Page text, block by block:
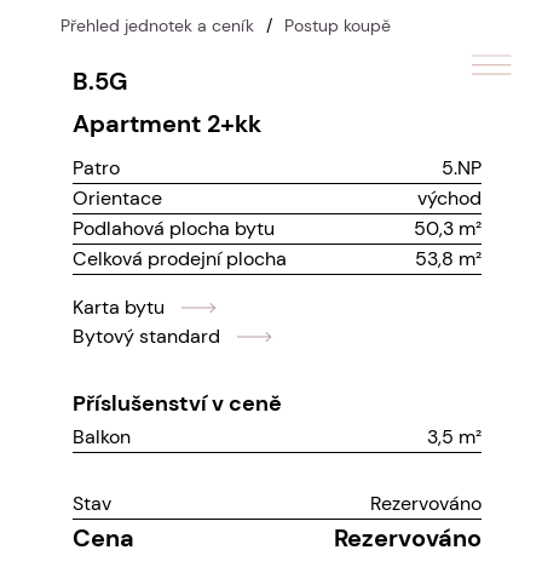
Přehled jednotek a ceník / Postup koupě
B.5G
apartment 2+kk
Patro
5.NP
Orientace
východ
Podlahová plocha bytu
50,3 m²
Celková prodejní plocha
53,8 m²
Karta bytu
Bytový standard
Příslušenství v ceně
Balkon 3,5 m²
Stav Rezervováno
Cena Rezervováno